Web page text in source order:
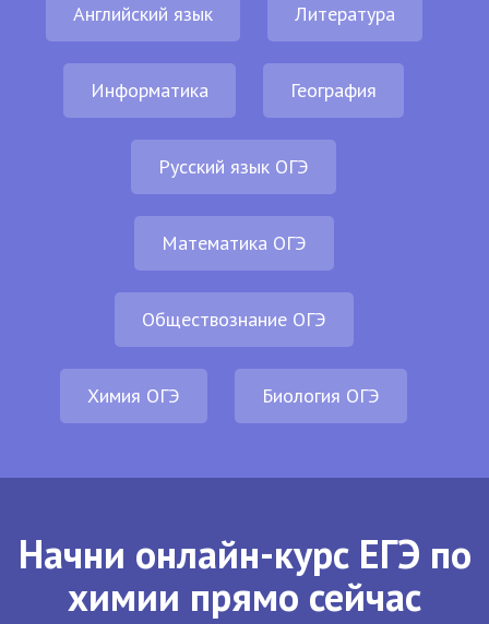
Английский язык Литература
Информатика География
Русский язык ОГЭ
Математика ОГЭ
Обществознание ОГЭ
Химия ОГЭ Биология ОГЭ
Начни онлайн-курс ЕГЭ по
химии прямо сейчас